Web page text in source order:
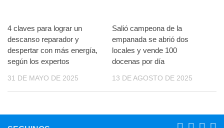
4 claves para lograr un
descanso reparador y
despertar con más energía,
según los expertos
31 DE MAYO DE 2025
Salió campeona de la
empanada se abrió dos
locales y vende 100
docenas por día
13 DE AGOSTO DE 2025